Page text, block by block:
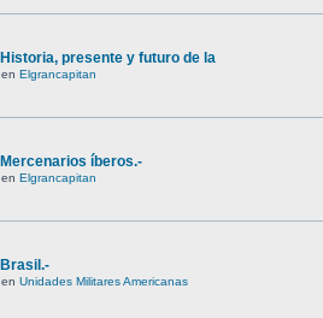
Historia, presente y futuro de la
en Elgrancapitan
Mercenarios íberos.-
en Elgrancapitan
Brasil.-
en Unidades Militares Americanas